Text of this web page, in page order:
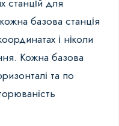
станцій для
базова станція
і ніколи
Кожна базова
та по